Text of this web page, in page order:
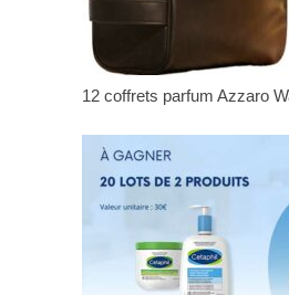
12 coffrets parfum Azzaro